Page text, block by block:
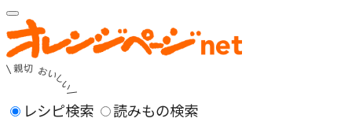
レシピ検索 読みもの検索